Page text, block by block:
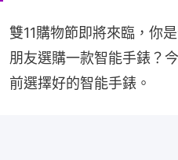
雙11購物節即將來臨，你
朋友選購一款智能手錶？
前選擇好的智能手錶。